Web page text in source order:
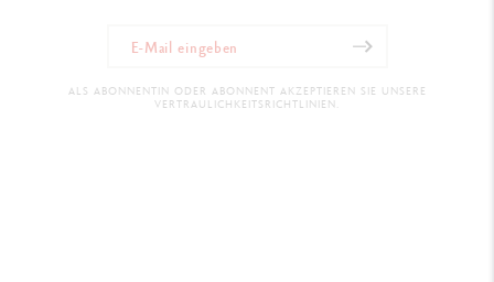
ALS ABONNENTIN ODER ABONNENT AKZEPTIEREN SIE UNSERE
VERTRAULICHKEITSRICHTLINIEN.